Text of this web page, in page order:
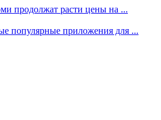
продолжат расти цены на ...
популярные приложения для ...